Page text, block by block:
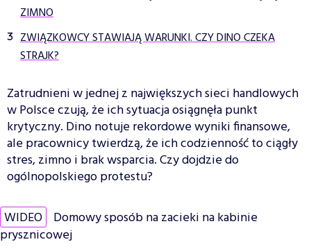
ZIMNO
ZWIĄZKOWCY STAWIAJĄ WARUNKI. CZY DINO CZEKA
STRAJK?
Zatrudnieni w jednej z największych sieci handlowych
w Polsce czują, że ich sytuacja osiągnęła punkt
krytyczny. Dino notuje rekordowe wyniki finansowe,
ale pracownicy twierdzą, że ich codzienność to ciągły
stres, zimno i brak wsparcia. Czy dojdzie do
ogólnopolskiego protestu?
WIDEO Domowy sposób na zacieki na kabinie
prysznicowej